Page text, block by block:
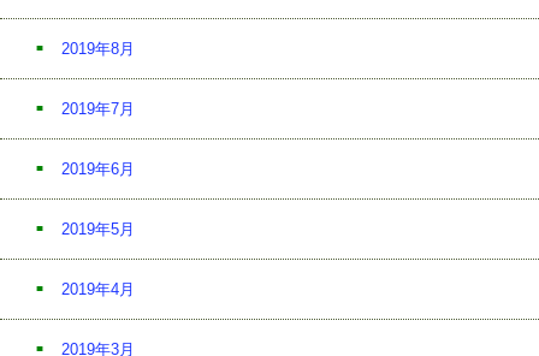
2019年8月
2019年7月
2019年6月
2019年5月
2019年4月
2019年3月